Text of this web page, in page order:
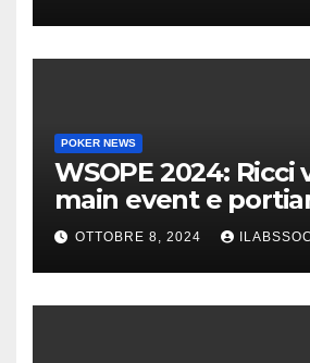
POKER NEWS
WSOPE 2024: Ricci
main event e
azzurri al day 4
OTTOBRE 8, 2024